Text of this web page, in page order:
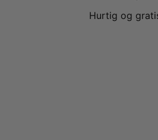
Hurtig og